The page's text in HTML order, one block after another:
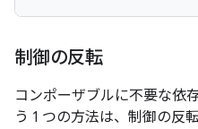
制御の反転
コンポーザブルに不要な依
う 1 つの方法は、制御の反